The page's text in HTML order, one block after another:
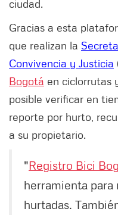
ciudad.
Gracias a esta
que realizan la
Convivencia y Justicia
Bogotá en ciclorrutas
posible verificar en
reporte por hurto,
a su propietario.
"Registro Bici
herramienta
hurtadas.